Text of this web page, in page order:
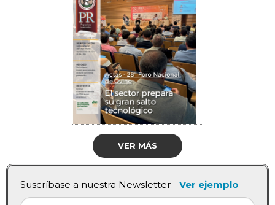
VER MÁS
Suscríbase a nuestra Newsletter - Ver ejemplo